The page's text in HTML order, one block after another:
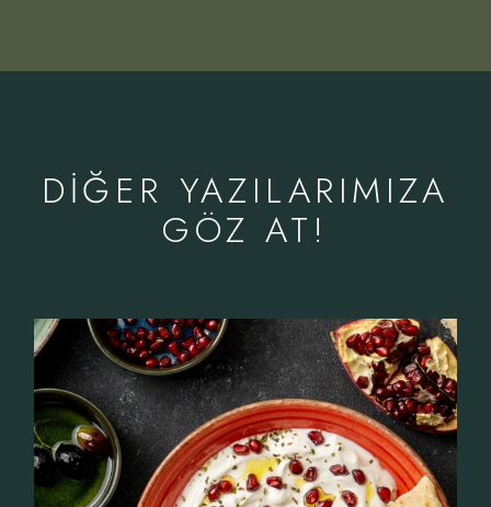
DIĞER YAZILARIMIZA
GÖZ AT!